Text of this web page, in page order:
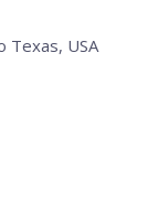
Texas, USA